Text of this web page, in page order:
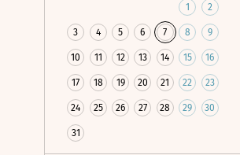
1 2
3 4 5 6 7 8 9
10 11 12 13 14 15 16
17 18 19 20 21 22 23
24 25 26 27 28 29 30
31